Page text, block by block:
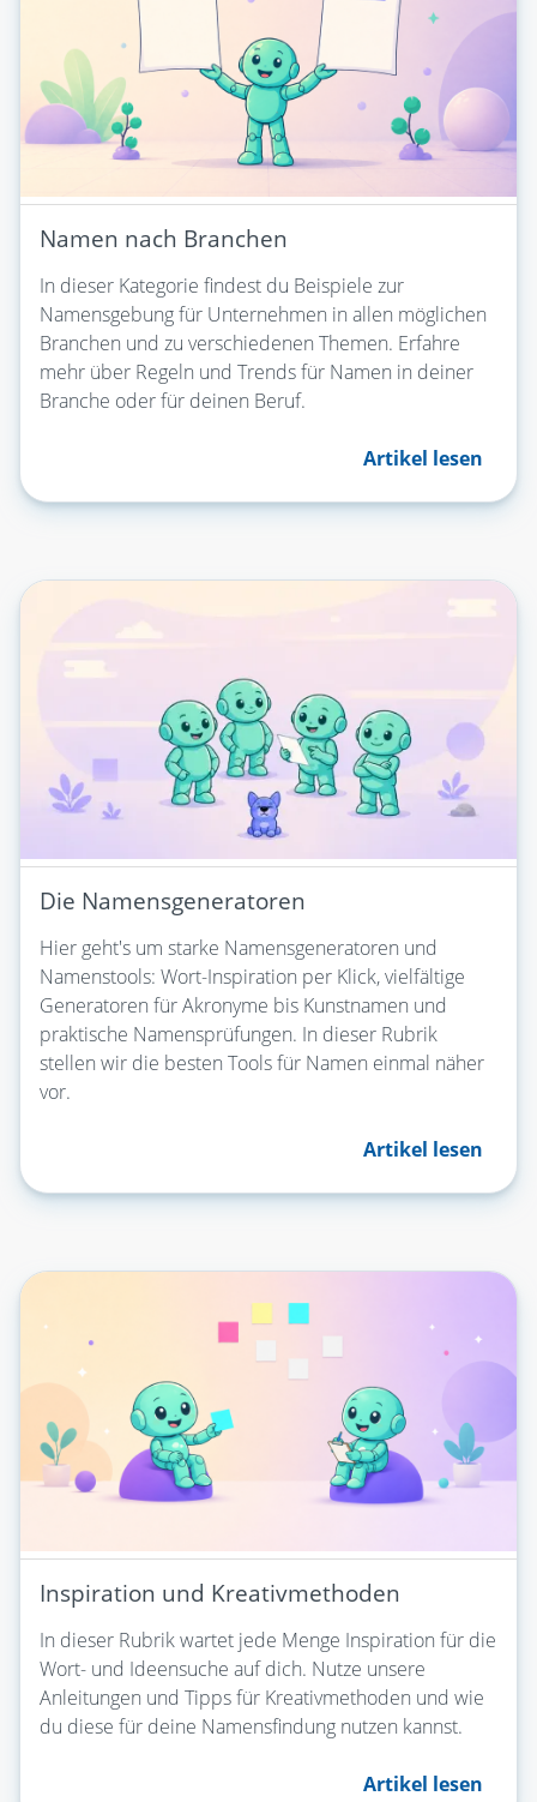
Namen nach Branchen
In dieser Kategorie findest du Beispiele zur
Namensgebung für Unternehmen in allen möglichen
Branchen und zu verschiedenen Themen. Erfahre
mehr über Regeln und Trends für Namen in deiner
Branche oder für deinen Beruf.
Artikel lesen
Die Namensgeneratoren
Hier geht's um starke Namensgeneratoren und
Namenstools: Wort-Inspiration per Klick, vielfältige
Generatoren für Akronyme bis Kunstnamen und
praktische Namensprüfungen. In dieser Rubrik
stellen wir die besten Tools für Namen einmal näher
vor.
Artikel lesen
Inspiration und Kreativmethoden
In dieser Rubrik wartet jede Menge Inspiration für die
Wort- und Ideensuche auf dich. Nutze unsere
Anleitungen und Tipps für Kreativmethoden und wie
du diese für deine Namensfindung nutzen kannst.
Artikel lesen